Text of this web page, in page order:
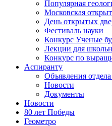
Популярная
Московская
День открытых
Фестиваль науки
Конкурс Ученые
Лекции для
Конкурс по
Аспиранту
Объявления
Новости
Документы
Новости
80 лет Победы
Геометро